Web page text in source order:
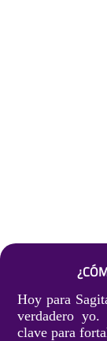
Hoy para
verdadero
clave para